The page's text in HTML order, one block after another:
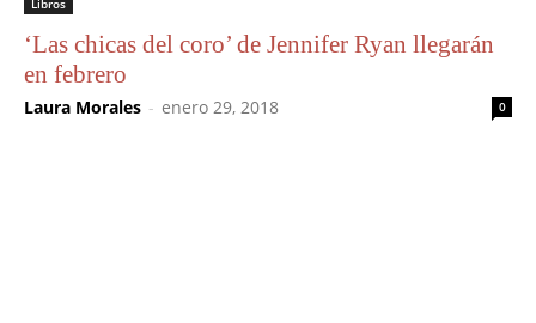
Libros
‘Las chicas del coro’ de Jennifer Ryan llegarán
en febrero
Laura Morales - enero 29, 2018 0